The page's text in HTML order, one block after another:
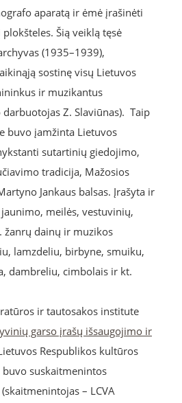
aparatą ir ėmė įrašinėti
Šią veiklą tęsė
(1935–1939),
sostinę visų Lietuvos
ir muzikantus
Z. Slaviūnas). Taip
buvo įamžinta Lietuvos
sutartinių giedojimo,
tradicija, Mažosios
Jankaus balsas. Įrašyta ir
meilės, vestuvinių,
dainų ir muzikos
lamzdeliu, birbyne, smuiku,
dambreliu, cimbolais ir kt.
ir tautosakos institute
garso įrašų išsaugojimo ir
Respublikos kultūros
suskaitmenintos
– LCVA